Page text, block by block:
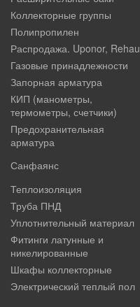
Коллекторные группы
Полипропилен
Распродажа. Uponor, Rehau
Газовые принадлежности
Запорная арматура
КИП (манометры,
термометры, счетчики)
Предохранительная
арматура
Санфаянс
Теплоизоляция
Труба ПНД
Уплотнительный материал
Фитинги латунные и
никелированные
Шкафы коллекторные
Электрический теплый пол